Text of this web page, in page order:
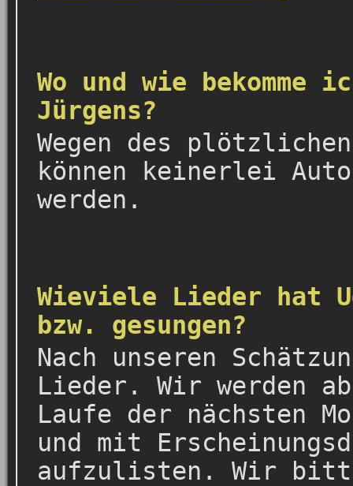
Wo und wie bekomme
Jürgens?
Wegen des
können keinerlei
werden.
Wieviele Lieder hat
bzw. gesungen?
Nach unseren
Lieder. Wir werden
Laufe der nächsten
und mit
aufzulisten. Wir